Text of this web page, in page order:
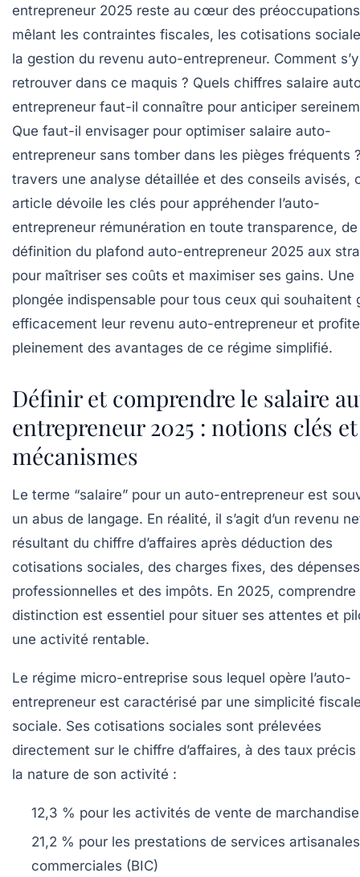
entrepreneur 2025 reste au cœur des
mêlant les contraintes fiscales, les cotisations
la gestion du revenu auto-entrepreneur. Comment s’y
retrouver dans ce maquis ? Quels chiffres salaire
entrepreneur faut-il connaître pour anticiper
Que faut-il envisager pour optimiser salaire auto-
entrepreneur sans tomber dans les pièges fréquents
travers une analyse détaillée et des conseils avisés,
article dévoile les clés pour appréhender l’auto-
entrepreneur rémunération en toute transparence,
définition du plafond auto-entrepreneur 2025 aux
pour maîtriser ses coûts et maximiser ses gains. Une
plongée indispensable pour tous ceux qui souhaitent
efficacement leur revenu auto-entrepreneur et
pleinement des avantages de ce régime simplifié.
Définir et comprendre le salaire
entrepreneur 2025 : notions clés et
mécanismes
Le terme “salaire” pour un auto-entrepreneur est
un abus de langage. En réalité, il s’agit d’un revenu
résultant du chiffre d’affaires après déduction des
cotisations sociales, des charges fixes, des dépenses
professionnelles et des impôts. En 2025,
distinction est essentiel pour situer ses attentes et
une activité rentable.
Le régime micro-entreprise sous lequel opère l’auto-
entrepreneur est caractérisé par une simplicité
sociale. Ses cotisations sociales sont prélevées
directement sur le chiffre d’affaires, à des taux précis
la nature de son activité :
12,3 % pour les activités de vente de
21,2 % pour les prestations de services
commerciales (BIC)